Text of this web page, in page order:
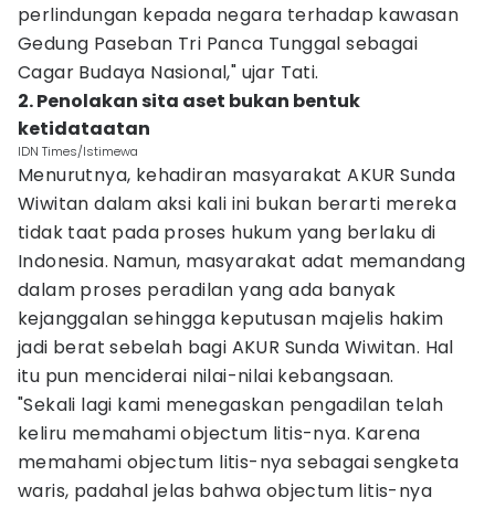
perlindungan kepada negara terhadap kawasan
Gedung Paseban Tri Panca Tunggal sebagai
Cagar Budaya Nasional," ujar Tati.
2. Penolakan sita aset bukan bentuk
ketidataatan
IDN Times/Istimewa
Menurutnya, kehadiran masyarakat AKUR Sunda
Wiwitan dalam aksi kali ini bukan berarti mereka
tidak taat pada proses hukum yang berlaku di
Indonesia. Namun, masyarakat adat memandang
dalam proses peradilan yang ada banyak
kejanggalan sehingga keputusan majelis hakim
jadi berat sebelah bagi AKUR Sunda Wiwitan. Hal
itu pun menciderai nilai-nilai kebangsaan.
"Sekali lagi kami menegaskan pengadilan telah
keliru memahami objectum litis-nya. Karena
memahami objectum litis-nya sebagai sengketa
waris, padahal jelas bahwa objectum litis-nya